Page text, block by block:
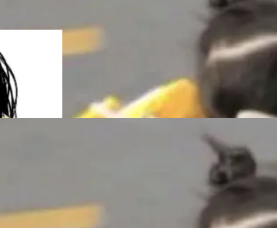
处于待处理状态。 Groki
定位为由人工智能生成内
克视为传统众包百科网站
。Lawfare 调查发现，无论
页面，均未出现近期更
的 Bean、写 R
、
、注册 LocaleChangeInt
才能看到第一行翻译文
。整个 i18n 模块围绕三
面增强 Iceberg：
INTO 与 Iceb
补齐的，正是缺失的那一
基础上，Doris 进一步支
持 Iceberg V3 格式。
会议中心开幕。本届大会